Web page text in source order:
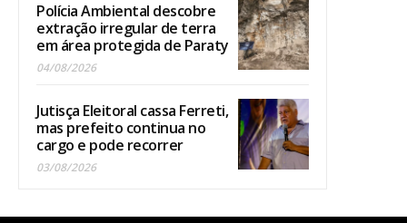
Polícia Ambiental descobre
extração irregular de terra
em área protegida de Paraty
04/08/2026
Jutisça Eleitoral cassa Ferreti,
mas prefeito continua no
cargo e pode recorrer
03/08/2026